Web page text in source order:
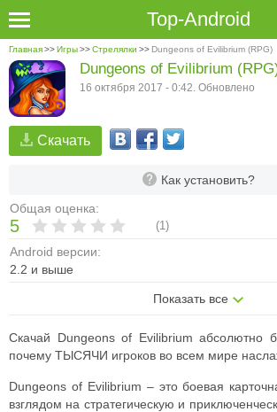
Top-Android
Главная>>Игры>>Стрелялки >> Dungeons of Evilibrium (RPG)
Скачать
Как установить?
Общая оценка:
5 (1)
Android версии:
2.2 и выше
Показать все
Dungeons of Evilibrium
16 октября 2017 - 0:42. Обновлено
Скачай Dungeons of Evilibrium абсолютно
почему ТЫСЯЧИ игроков во всем мире
Dungeons of Evilibrium – это боевая
взглядом на стратегическую и